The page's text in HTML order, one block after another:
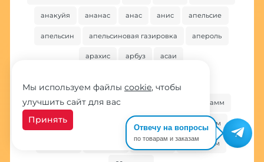
Мы используем файлы cookie, чтобы
улучшить сайт для вас
Принять
анакуйя ананас анас анис апельсие
апельсин апельсиновая газировка апероль
арахис арбуз асаи
По весу
100 грамм 1000 грамм 125 грамм
20 грамм 250 грамм
50 грамм 500 грамм
Отвечу на вопросы
по товарам и заказам